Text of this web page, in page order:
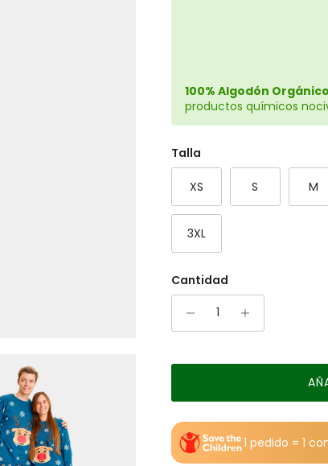
100% Algodón
productos químicos
Talla
XS S M
3XL
Cantidad
1 pedido = 1